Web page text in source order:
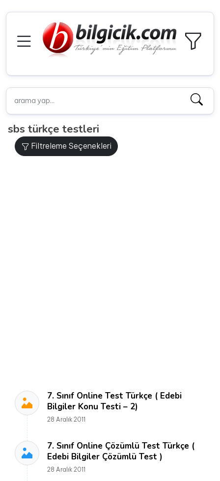
sbs türkçe testleri
Filtreleme Seçenekleri
7. Sınıf Online Test Türkçe ( Edebi
Bilgiler Konu Testi – 2)
28 Aralık 2011
7. Sınıf Online Çözümlü Test Türkçe (
Edebi Bilgiler Çözümlü Test )
28 Aralık 2011